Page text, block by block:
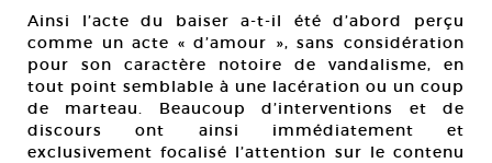
Ainsi l’acte du baiser a-t-il été d’abord perçu
comme un acte « d’amour », sans considération
pour son caractère notoire de vandalisme, en
tout point semblable à une lacération ou un coup
de marteau. Beaucoup d’interventions et de
discours ont ainsi immédiatement et
exclusivement focalisé l’attention sur le contenu